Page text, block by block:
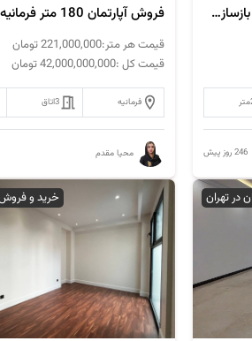
فروش‌ آپارتمان 200 متر فرمانیه فول بازسازی مدرن
متر
246 روز پیش
قیمت هر متر:221,000,000تومان
قیمت کل :42,000,000,000تومان
فرمانیه 3اتاق
محیا مقدم
در تهران خرید و فروش